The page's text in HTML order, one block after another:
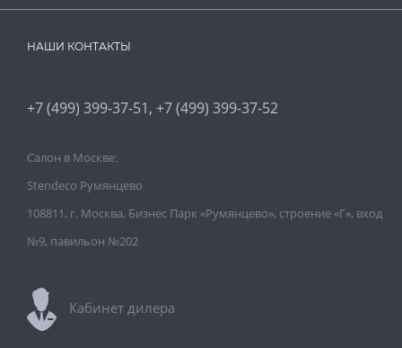
НАШИ КОНТАКТЫ
+7 (499) 399-37-51, +7 (499) 399-37-52
Салон в Москве:
Stendeco Румянцево
108811, г. Москва, Бизнес Парк «Румянцево», строение «Г», вход
№9, павильон №202
Кабинет дилера